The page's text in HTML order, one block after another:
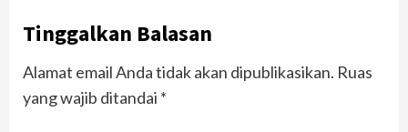
Tinggalkan Balasan
Alamat email Anda tidak akan dipublikasikan. Ruas
yang wajib ditandai *